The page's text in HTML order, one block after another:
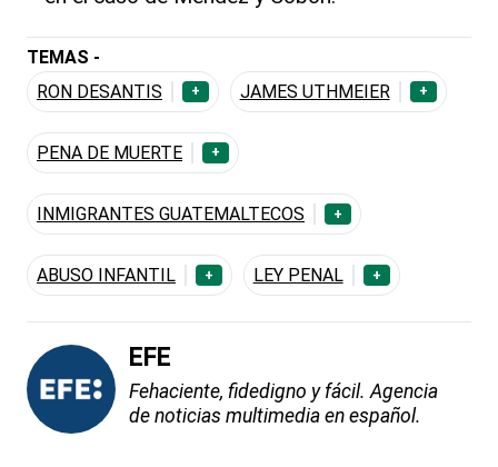
TEMAS -
RON DESANTIS
+ JAMES UTHMEIER +
PENA DE MUERTE +
INMIGRANTES GUATEMALTECOS +
ABUSO INFANTIL + LEY PENAL +
EFE
Fehaciente, fidedigno y fácil. Agencia
de noticias multimedia en español.